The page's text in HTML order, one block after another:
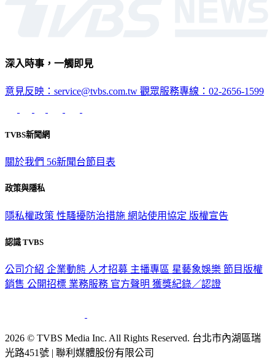
深入時事，一觸即見
意見反映：service@tvbs.com.tw 觀眾服務專線：02-2656-1599
TVBS新聞網
關於我們 56新聞台節目表
政策與隱私
隱私權政策 性騷擾防治措施 網站使用協定 版權宣告
認識 TVBS
公司介紹 企業動態 人才招募 主播專區 星藝象娛樂 節目版權
銷售 公開招標 業務服務 官方聲明 獲獎紀錄／認證
2026 © TVBS Media Inc. All Rights Reserved. 台北市內湖區瑞
光路451號 | 聯利媒體股份有限公司